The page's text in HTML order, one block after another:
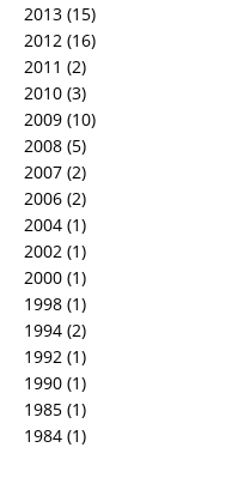
2013 (15)
2012 (16)
2011 (2)
2010 (3)
2009 (10)
2008 (5)
2007 (2)
2006 (2)
2004 (1)
2002 (1)
2000 (1)
1998 (1)
1994 (2)
1992 (1)
1990 (1)
1985 (1)
1984 (1)